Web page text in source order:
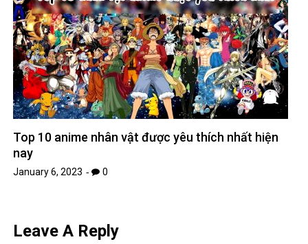
Top 10 anime nhân vật được yêu thích nhất hiện
nay
January 6, 2023 0
Leave A Reply